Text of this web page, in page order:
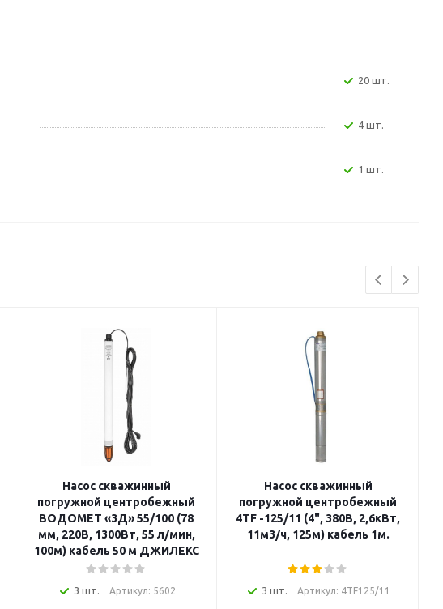
20 шт.
4 шт.
1 шт.
Насос скважинный
погружной центробежный
ВОДОМЕТ «3Д» 55/100 (78
мм, 220В, 1300Вт, 55 л/мин,
100м) кабель 50 м ДЖИЛЕКС
3 шт. Артикул: 5602
Насос скважинный
погружной центробежный
4TF -125/11 (4", 380В, 2,6кВт,
11м3/ч, 125м) кабель 1м.
3 шт. Артикул: 4TF125/11